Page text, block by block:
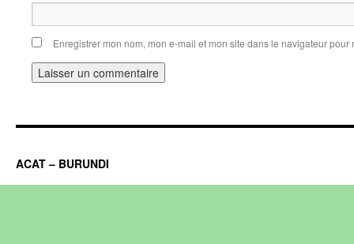
Enregistrer mon nom, mon e-mail et mon site dans le navigateur
ACAT – BURUNDI